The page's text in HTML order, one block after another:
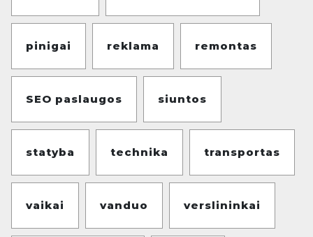
pinigai reklama remontas
SEO paslaugos siuntos
statyba technika transportas
vaikai vanduo verslininkai